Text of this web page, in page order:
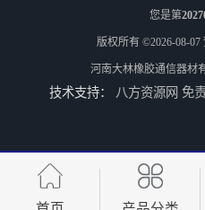
您是第
版权所有 ©2026-08-07
河南大林橡胶通信器材
技术支持： 八方资源网 免